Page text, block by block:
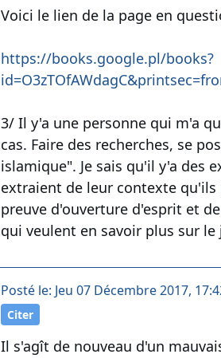
Voici le lien de la page en
https://books.google.pl/books?
3/ Il y'a une personne qui m'a
cas. Faire des recherches, se
islamique". Je sais qu'il y'a des
extraient de leur contexte
preuve d'ouverture d'esprit et
qui veulent en savoir plus sur
Posté le: Jeu 07 Décembre 2017,
Citer
Il s'agît de nouveau d'un